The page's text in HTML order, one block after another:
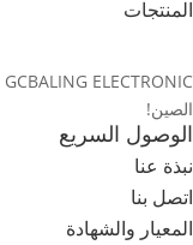
المنتجات
الصين!
الوصول السريع
نبذة عنا
اتصل بنا
المعيار والشهادة